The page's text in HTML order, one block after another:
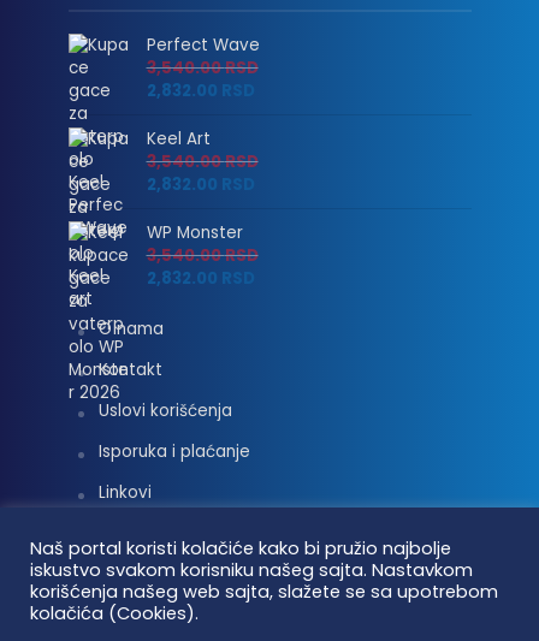
Perfect Wave
3,540.00RSD
2,832.00 RSD
Keel Art
3,540.00RSD
2,832.00 RSD
WP Monster
3,540.00RSD
2,832.00 RSD
O nama
Kontakt
Uslovi korišćenja
Isporuka i plaćanje
Linkovi
Vaterpolo vesti © 2026. Sva prava zadržana.
Naš portal koristi kolačiće kako bi pružio najbolje
iskustvo svakom korisniku našeg sajta. Nastavkom
korišćenja našeg web sajta, slažete se sa upotrebom
kolačića (Cookies).